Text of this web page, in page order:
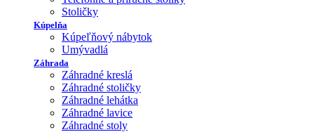
Stoličky
Kúpelňa
Kúpeľňový nábytok
Umývadlá
Záhrada
Záhradné kreslá
Záhradné stoličky
Záhradné lehátka
Záhradné lavice
Záhradné stoly